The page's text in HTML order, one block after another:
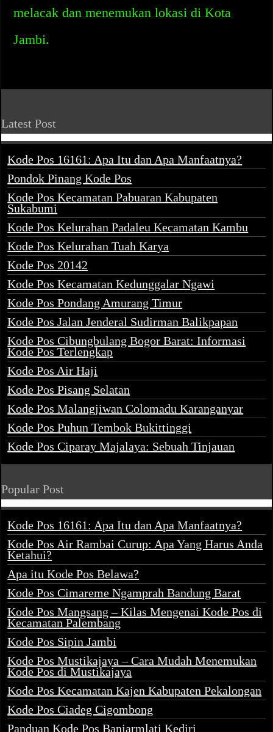
melacak dan menemukan lokasi di Kota
Jambi.
Latest Post
Kode Pos 16161: Apa Itu dan Apa Manfaatnya?
Pondok Pinang Kode Pos
Kode Pos Kecamatan Pabuaran Kabupaten
Sukabumi
Kode Pos Kelurahan Padaleu Kecamatan Kambu
Kode Pos Kelurahan Tuah Karya
Kode Pos 20142
Kode Pos Kecamatan Kedunggalar Ngawi
Kode Pos Pondang Amurang Timur
Kode Pos Jalan Jenderal Sudirman Balikpapan
Kode Pos Cibungbulang Bogor Barat: Informasi
Kode Pos Terlengkap
Kode Pos Air Haji
Kode Pos Pisang Selatan
Kode Pos Malangjiwan Colomadu Karanganyar
Kode Pos Puhun Tembok Bukittinggi
Kode Pos Ciparay Majalaya: Sebuah Tinjauan
Popular Post
Kode Pos 16161: Apa Itu dan Apa Manfaatnya?
Kode Pos Air Rambai Curup: Apa Yang Harus Anda
Ketahui?
Apa itu Kode Pos Belawa?
Kode Pos Cimareme Ngamprah Bandung Barat
Kode Pos Mangsang – Kilas Mengenai Kode Pos di
Kecamatan Palembang
Kode Pos Sipin Jambi
Kode Pos Mustikajaya – Cara Mudah Menemukan
Kode Pos di Mustikajaya
Kode Pos Kecamatan Kajen Kabupaten Pekalongan
Kode Pos Ciadeg Cigombong
Panduan Kode Pos Banjarmlati Kediri